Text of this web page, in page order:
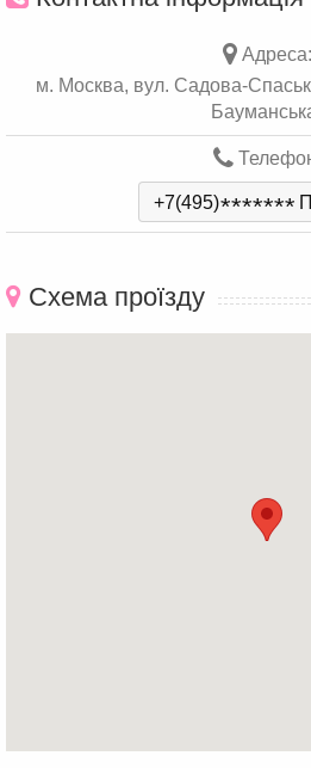
Адреса:
м. Москва, вул. Садова-
+7(495)*******
Схема проїзду